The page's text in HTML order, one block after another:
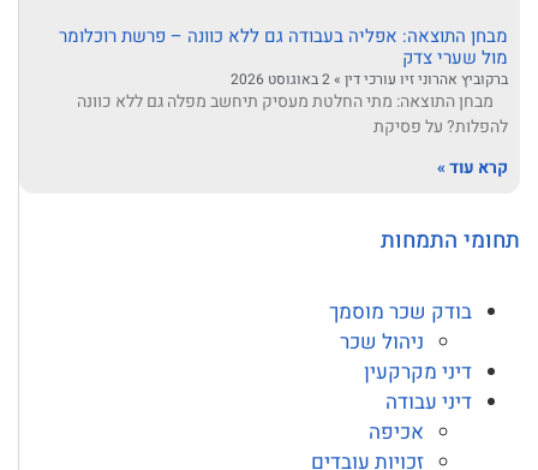
מבחן התוצאה: אפליה בעבודה גם ללא כוונה – פרשת רוכלומר
מול שערי צדק
ברקוביץ אהרוני זיו עורכי דין
מבחן התוצאה: מתי החלטת מעסיק תיחשב מפלה גם ללא כוונה
להפלות? על פסיקת
קרא עוד »
תחומי התמחות
בודק שכר מוסמך
ניהול שכר
דיני מקרקעין
דיני עבודה
אכיפה
זכויות עובדים